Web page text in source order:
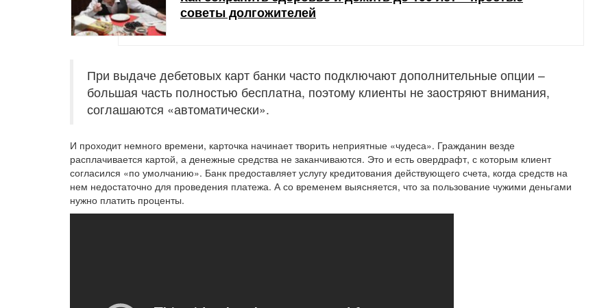
советы долгожителей
При выдаче дебетовых карт банки часто подключают дополнительные опции –
большая часть полностью бесплатна, поэтому клиенты не заостряют внимания,
соглашаются «автоматически».
И проходит немного времени, карточка начинает творить неприятные «чудеса». Гражданин везде
расплачивается картой, а денежные средства не заканчиваются. Это и есть овердрафт, с которым клиент
согласился «по умолчанию». Банк предоставляет услугу кредитования действующего счета, когда средств на
нем недостаточно для проведения платежа. А со временем выясняется, что за пользование чужими деньгами
нужно платить проценты.